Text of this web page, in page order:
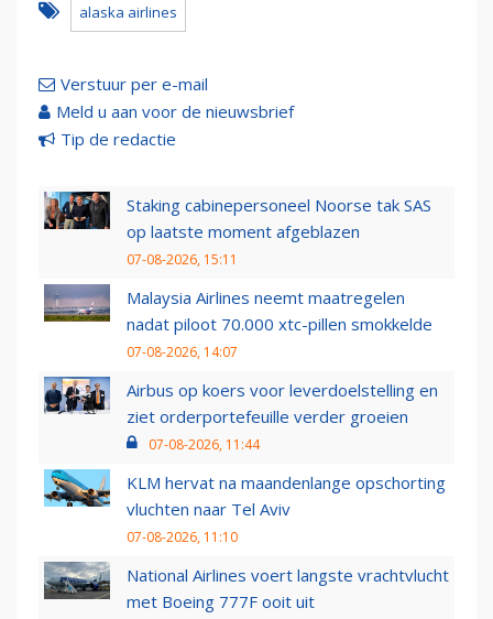
alaska airlines
Verstuur per e-mail
Meld u aan voor de nieuwsbrief
Tip de redactie
Staking cabinepersoneel Noorse tak SAS
op laatste moment afgeblazen
07-08-2026, 15:11
Malaysia Airlines neemt maatregelen
nadat piloot 70.000 xtc-pillen smokkelde
07-08-2026, 14:07
Airbus op koers voor leverdoelstelling en
ziet orderportefeuille verder groeien
07-08-2026, 11:44
KLM hervat na maandenlange opschorting
vluchten naar Tel Aviv
07-08-2026, 11:10
National Airlines voert langste vrachtvlucht
met Boeing 777F ooit uit